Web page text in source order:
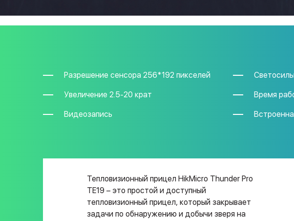
Разрешение сенсора 256*192 пикселей
Увеличение 2.5-20 крат Время
Видеозапись
Тепловизионный прицел HikMicro Thunder Pro
TE19 – это простой и доступный
тепловизионный прицел, который закрывает
задачи по обнаружению и добычи зверя на